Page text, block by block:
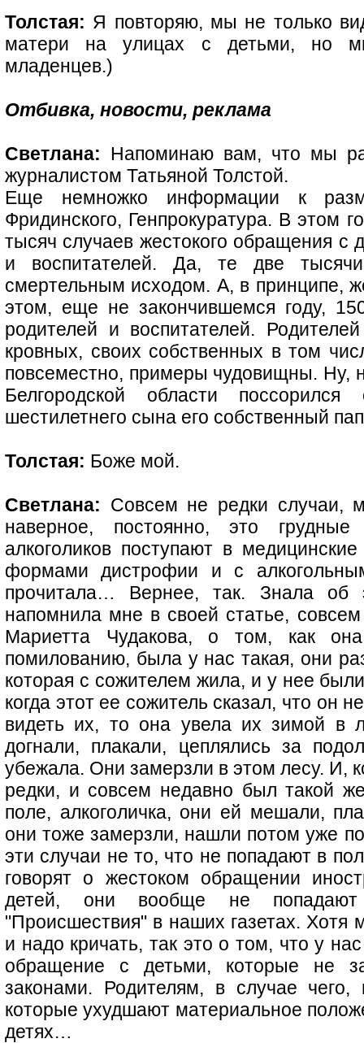
Толстая: Я повторяю, мы не только
матери на улицах с детьми, но
младенцев.)
Отбивка, новости, реклама
Светлана: Напоминаю вам, что мы
журналистом Татьяной Толстой.
Еще немножко информации к
Фридинского, Генпрокуратура. В этом
тысяч случаев жестокого обращения с
и воспитателей. Да, те две
смертельным исходом. А, в принципе,
этом, еще не закончившемся году,
родителей и воспитателей.
кровных, своих собственных в том
повсеместно, примеры чудовищны. Ну,
Белгородской области
шестилетнего сына его собственный
Толстая: Боже мой.
Светлана: Совсем не редки случаи,
наверное, постоянно, это
алкоголиков поступают в
формами дистрофии и с
прочитала… Вернее, так. Знала
напомнила мне в своей статье,
Мариетта Чудакова, о том, как
помилованию, была у нас такая, они
которая с сожителем жила, и у нее
когда этот ее сожитель сказал, что он
видеть их, то она увела их зимой в
догнали, плакали, цеплялись за
убежала. Они замерзли в этом лесу. И,
редки, и совсем недавно был такой
поле, алкоголичка, они ей мешали,
они тоже замерзли, нашли потом уже
эти случаи не то, что не попадают в
говорят о жестоком обращении
детей, они вообще не попадают
"Происшествия" в наших газетах. Хотя
и надо кричать, так это о том, что у
обращение с детьми, которые не
законами. Родителям, в случае
которые ухудшают материальное
детях…